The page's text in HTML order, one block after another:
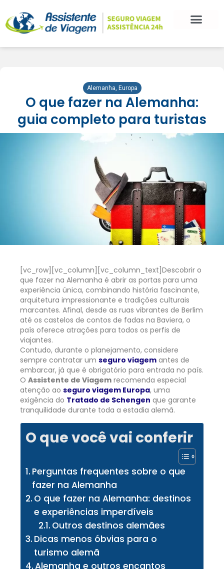
Alemanha, Europa
O que fazer na Alemanha:
guia completo para turistas
[vc_row][vc_column][vc_column_text] Descobrir o
que fazer na Alemanha é abrir as portas para uma
experiência única, combinando história fascinante,
arquitetura impressionante e tradições culturais
marcantes. Afinal, desde as ruas vibrantes de Berlim
até os castelos de contos de fadas na Baviera, o
país oferece atrações para todos os perfis de
viajantes.
Contudo, durante o planejamento, considere
sempre contratar um seguro viagem antes de
embarcar, já que é obrigatório para entrada no país.
O Assistente de Viagem recomenda especial
atenção ao seguro viagem Europa, uma
exigência do Tratado de Schengen que garante
tranquilidade durante toda a estadia alemã.
O que você vai conferir
Perguntas frequentes sobre o que
fazer na Alemanha
O que fazer na Alemanha: destinos
e experiências imperdíveis
Outros destinos alemães
Dicas menos óbvias para o
turismo alemã
Alemanha e outros encantos